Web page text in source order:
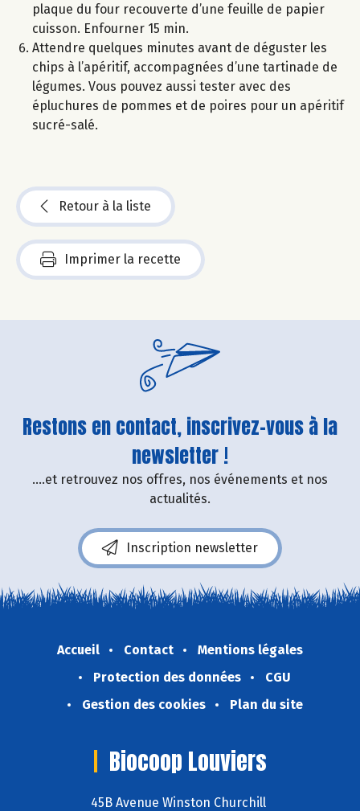
plaque du four recouverte d’une feuille de papier
cuisson. Enfourner 15 min.
Attendre quelques minutes avant de déguster les
chips à l’apéritif, accompagnées d’une tartinade de
légumes. Vous pouvez aussi tester avec des
épluchures de pommes et de poires pour un apéritif
sucré-salé.
Retour à la liste
Imprimer la recette
Restons en contact, inscrivez-vous à la
newsletter !
....et retrouvez nos offres, nos événements et nos
actualités.
Inscription newsletter
Accueil Contact
Mentions légales
Protection des données
CGU
Gestion des cookies
Plan du site
Biocoop Louviers
45B Avenue Winston Churchill